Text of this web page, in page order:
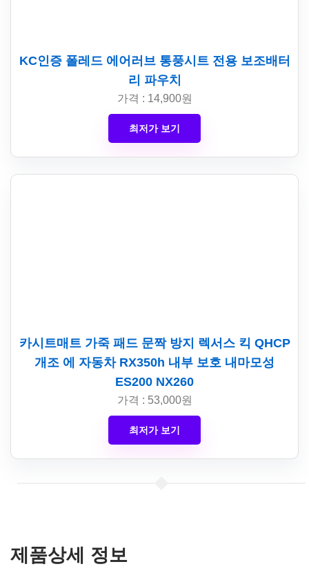
KC인증 폴레드 에어러브 통풍시트 전용 보조배터
리 파우치
가격 : 14,900원
최저가 보기
카시트매트 가죽 패드 문짝 방지 렉서스 킥 QHCP
개조 에 자동차 RX350h 내부 보호 내마모성
ES200 NX260
가격 : 53,000원
최저가 보기
제품상세 정보